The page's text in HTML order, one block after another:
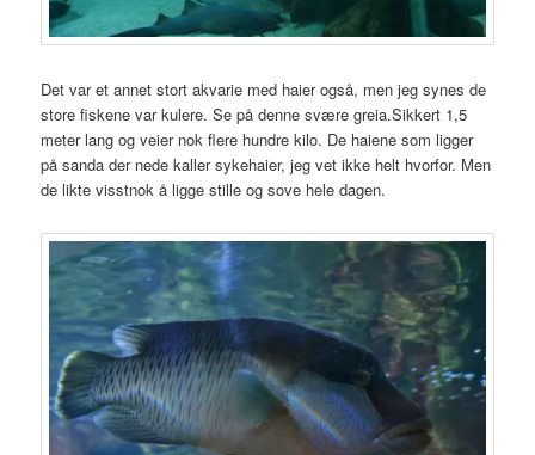
Det var et annet stort akvarie med haier også, men jeg synes de
store fiskene var kulere. Se på denne svære greia.Sikkert 1,5
meter lang og veier nok flere hundre kilo. De haiene som ligger
på sanda der nede kaller sykehaier, jeg vet ikke helt hvorfor. Men
de likte visstnok å ligge stille og sove hele dagen.